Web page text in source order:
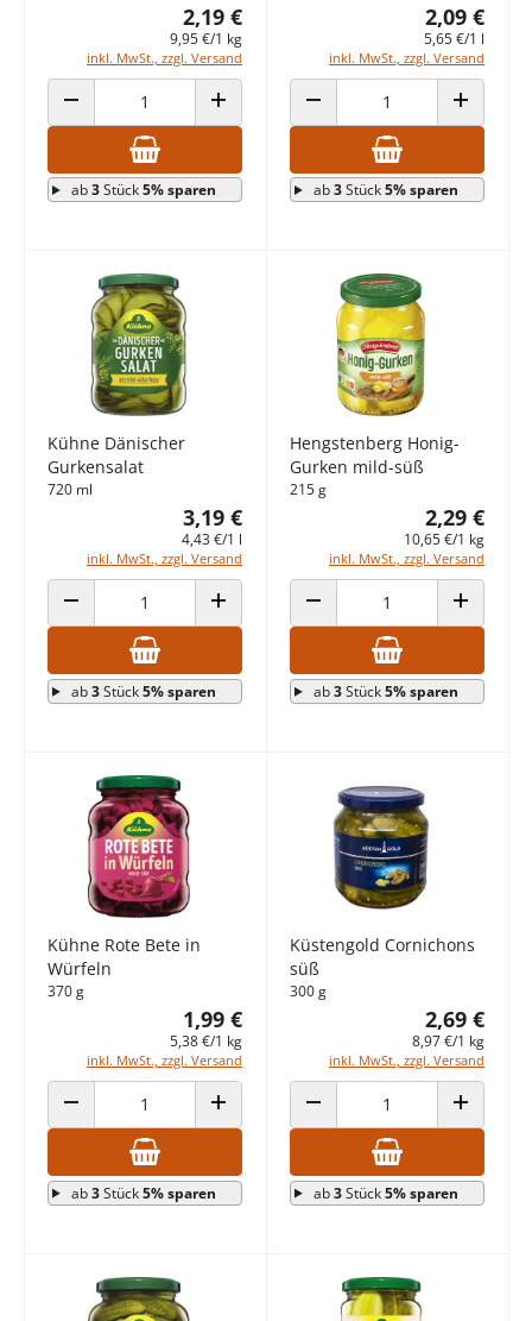
2,19 €
9,95 €/1 kg
inkl. MwSt., zzgl. Versand
ANZAHL VERRINGERN ANZAHL ERHÖHEN
ab3Stück5% sparen
2,09 €
5,65 €/1 l
inkl. MwSt., zzgl. Versand
ANZAHL VERRINGERN ANZAHL
ab3Stück5% sparen
Kühne Dänischer
Gurkensalat
720 ml
3,19 €
4,43 €/1 l
inkl. MwSt., zzgl. Versand
ANZAHL VERRINGERN ANZAHL ERHÖHEN
ab3Stück5% sparen
Hengstenberg Honig-
Gurken mild-süß
215 g
2,29 €
10,65 €/1 kg
inkl. MwSt., zzgl. Versand
ANZAHL VERRINGERN ANZAHL
ab3Stück5% sparen
Kühne Rote Bete in
Würfeln
370 g
1,99 €
5,38 €/1 kg
inkl. MwSt., zzgl. Versand
ANZAHL VERRINGERN ANZAHL ERHÖHEN
ab3Stück5% sparen
Küstengold Cornichons
süß
300 g
2,69 €
8,97 €/1 kg
inkl. MwSt., zzgl. Versand
ANZAHL VERRINGERN ANZAHL
ab3Stück5% sparen